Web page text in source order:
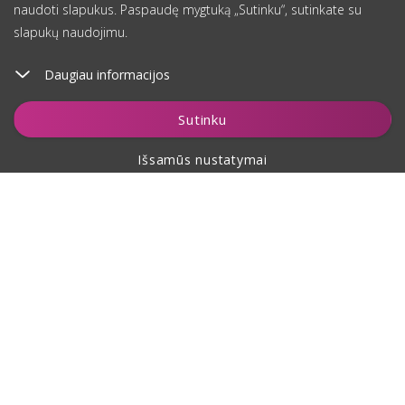
naudoti slapukus. Paspaudę mygtuką „Sutinku“, sutinkate su
slapukų naudojimu.
Daugiau informacijos
Sutinku
Išsamūs nustatymai
Įdėti į krepšelį